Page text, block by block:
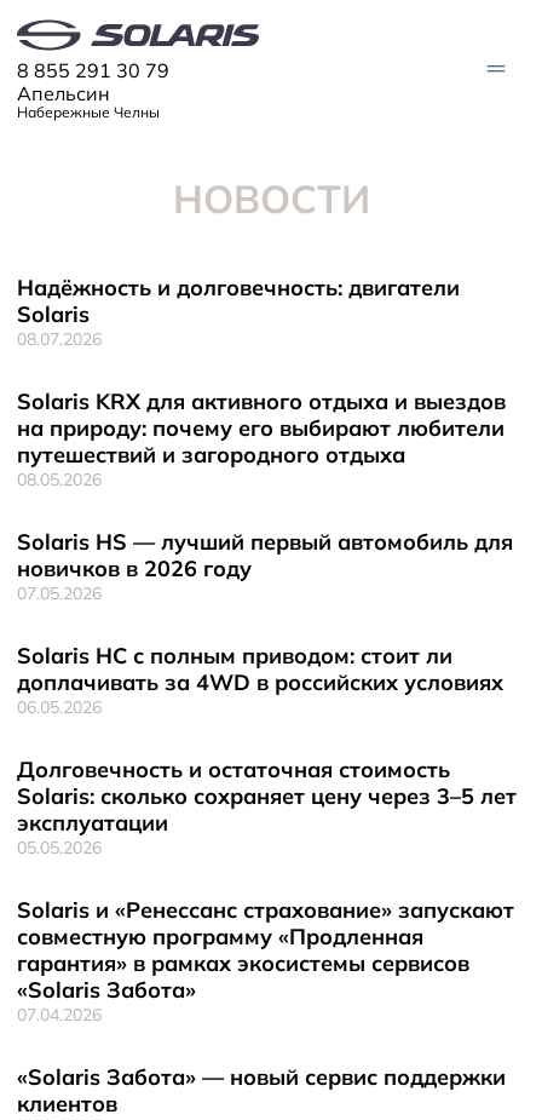
Апельсин
Набережные Челны
8 855 291 30 79
МОДЕЛИ
Solaris HS
Оригинальные аксессуары
Тест-драйв
Solaris Страхование
Solaris Забота
Запасные части
Запись на сервис
Гарантия
Руководства
О ДИЛЕРЕ
Контакты
Информация о дилере
НОВОСТИ
Надёжность и долговечность: двигатели
Solaris
08.07.2026
Solaris KRX для активного отдыха и выездов
на природу: почему его выбирают любители
путешествий и загородного отдыха
08.05.2026
Solaris HS — лучший первый автомобиль для
новичков в 2026 году
07.05.2026
Solaris HC с полным приводом: стоит ли
доплачивать за 4WD в российских условиях
06.05.2026
Долговечность и остаточная стоимость
Solaris: сколько сохраняет цену через 3–5 лет
эксплуатации
05.05.2026
Solaris и «Ренессанс страхование» запускают
совместную программу «Продленная
гарантия» в рамках экосистемы сервисов
«Solaris Забота»
07.04.2026
«Solaris Забота» — новый сервис поддержки
клиентов